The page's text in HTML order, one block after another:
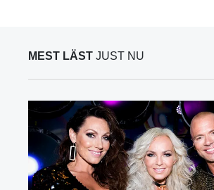
MEST LÄST JUST NU